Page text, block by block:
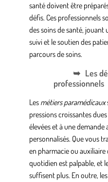
santédoivent être
défis. Ces professionnels
des soins de santé, jouant
suivi et le soutien des
parcours de soins.
Les
professionnels
Les métiers paramédicaux
pressions croissantes
élevées et à une demande
personnalisés. Que vous
en pharmacieou
quotidien est palpable, et
suffisent plus. En outre,